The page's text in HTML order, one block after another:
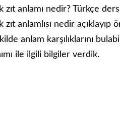
zıt anlamı nedir? Türkçe
zıt anlamlısı nedir
anlam karşılıklarını
ile ilgili bilgiler verdik.